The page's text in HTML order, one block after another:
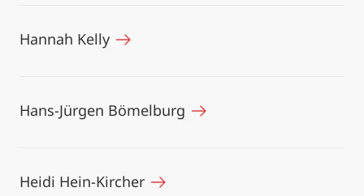
Hannah Kelly
Hans-Jürgen Bömelburg
Heidi Hein-Kircher